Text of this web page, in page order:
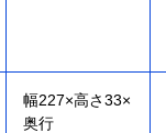
幅227×高さ33×
奥行